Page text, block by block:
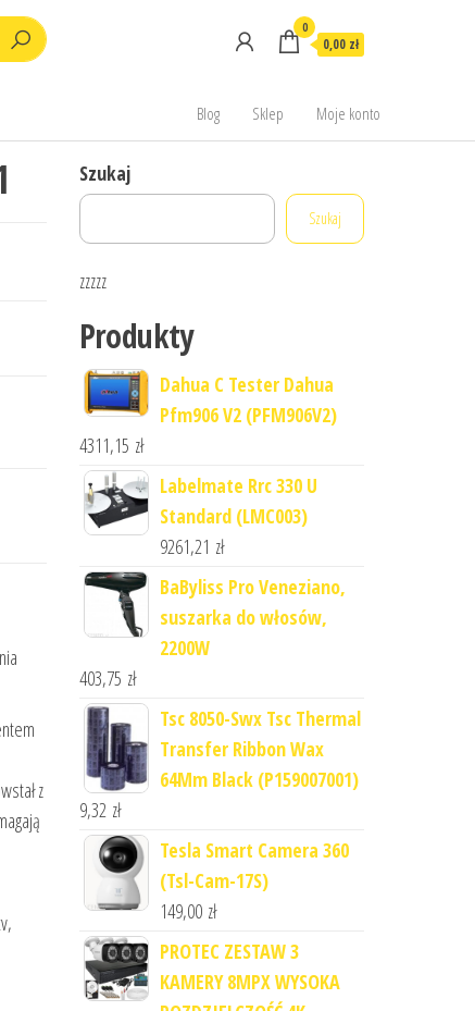
0
0,00 zł
Blog Sklep Moje konto
z
Szukaj
Szukaj
zzzzz
Produkty
Dahua C Tester Dahua
Pfm906 V2 (PFM906V2)
4311,15 zł
Labelmate Rrc 330 U
Standard (LMC003)
9261,21 zł
BaByliss Pro Veneziano,
suszarka do włosów,
2200W
403,75 zł
Tsc 8050-Swx Tsc Thermal
Transfer Ribbon Wax
64Mm Black (P159007001)
9,32 zł
Tesla Smart Camera 360
(Tsl-Cam-17S)
149,00 zł
PROTEC ZESTAW 3
KAMERY 8MPX WYSOKA